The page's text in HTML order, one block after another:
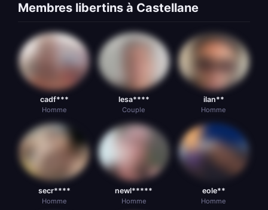
Membres libertins à Castellane
cadf***
Homme
lesa****
Couple
ilan**
Homme
secr****
Homme
newl*****
Homme
eole**
Homme